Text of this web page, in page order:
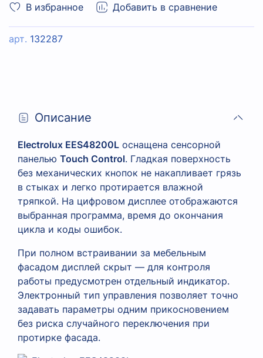
В избранное Добавить в сравнение
арт. 132287
Описание
Electrolux EES48200L оснащена сенсорной
панелью Touch Control. Гладкая поверхность
без механических кнопок не накапливает грязь
в стыках и легко протирается влажной
тряпкой. На цифровом дисплее отображаются
выбранная программа, время до окончания
цикла и коды ошибок.
При полном встраивании за мебельным
фасадом дисплей скрыт — для контроля
работы предусмотрен отдельный индикатор.
Электронный тип управления позволяет точно
задавать параметры одним прикосновением
без риска случайного переключения при
протирке фасада.